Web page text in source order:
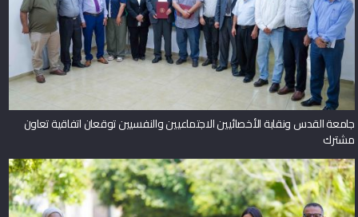
جامعة القدس ونقابة الأخصائيين الاجتماعيين والنفسيين توقعان اتفاقية تعاون
مشترك